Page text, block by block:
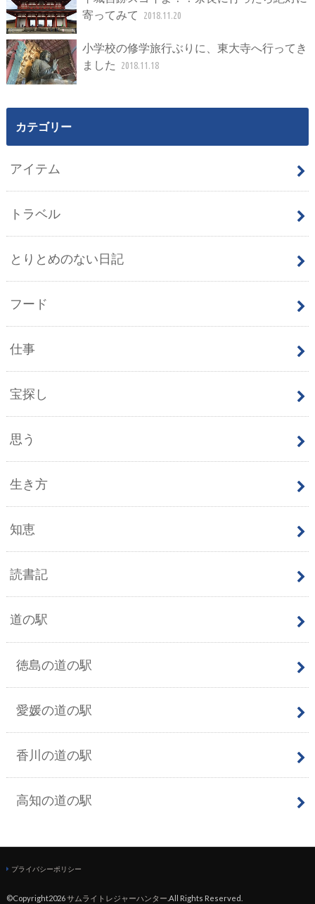
寄ってみて
2018.11.20
小学校の修学旅行ぶりに、東大寺へ行ってき
ました
2018.11.18
カテゴリー
アイテム
トラベル
とりとめのない日記
フード
仕事
宝探し
思う
生き方
知恵
読書記
道の駅
徳島の道の駅
愛媛の道の駅
香川の道の駅
高知の道の駅
プライバシーポリシー
©Copyright2026サムライトレジャーハンター .All Rights Reserved.